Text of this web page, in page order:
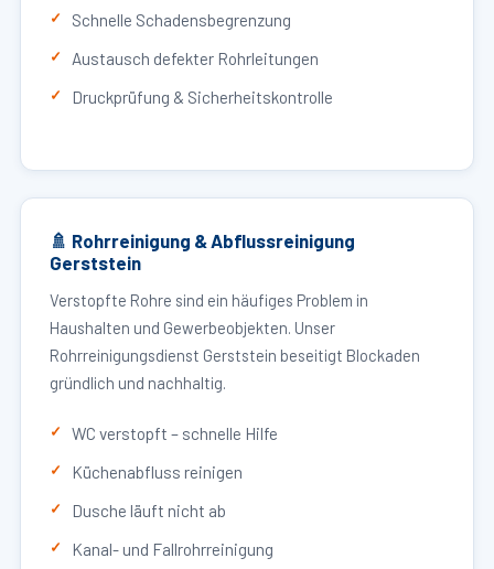
Schnelle Schadensbegrenzung
Austausch defekter Rohrleitungen
Druckprüfung & Sicherheitskontrolle
🚿 Rohrreinigung & Abflussreinigung
Gerststein
Verstopfte Rohre sind ein häufiges Problem in
Haushalten und Gewerbeobjekten. Unser
Rohrreinigungsdienst Gerststein beseitigt Blockaden
gründlich und nachhaltig.
WC verstopft – schnelle Hilfe
Küchenabfluss reinigen
Dusche läuft nicht ab
Kanal- und Fallrohrreinigung